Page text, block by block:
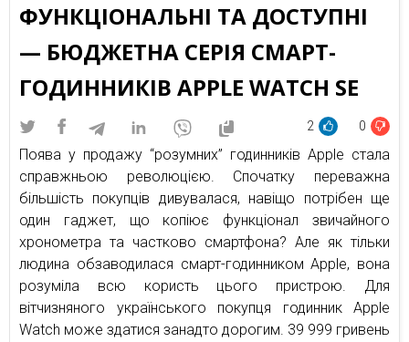
ФУНКЦІОНАЛЬНІ ТА ДОСТУПНІ
— БЮДЖЕТНА СЕРІЯ СМАРТ-
ГОДИННИКІВ APPLE WATCH SE
2 0
Поява у продажу “розумних” годинників Apple стала
справжньою революцією. Спочатку переважна
більшість покупців дивувалася, навіщо потрібен ще
один гаджет, що копіює функціонал звичайного
хронометра та частково смартфона? Але як тільки
людина обзаводилася смарт-годинником Apple, вона
розуміла всю користь цього пристрою. Для
вітчизняного українського покупця годинник Apple
Watch може здатися занадто дорогим. 39 999 гривень